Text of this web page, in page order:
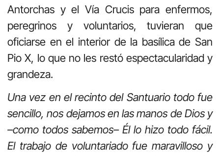
Antorchas y el Vía Crucis para enfermos,
peregrinos y voluntarios, tuvieran que
oficiarse en el interior de la basílica de San
Pio X, lo que no les restó espectacularidad y
grandeza.
Una vez en el recinto del Santuario todo fue
sencillo, nos dejamos en las manos de Dios y
–como todos sabemos– Él lo hizo todo fácil.
El trabajo de voluntariado fue maravilloso y